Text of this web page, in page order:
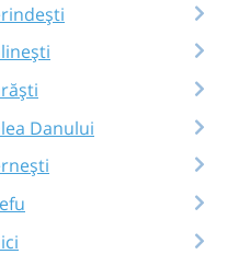
Danului